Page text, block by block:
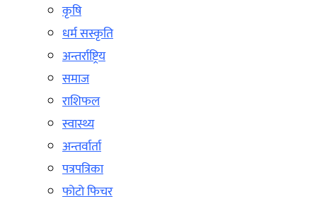
कृषि
धर्म सस्कृति
अन्तर्राष्ट्रिय
समाज
राशिफल
स्वास्थ्य
अन्तर्वार्ता
पत्रपत्रिका
फोटो फिचर